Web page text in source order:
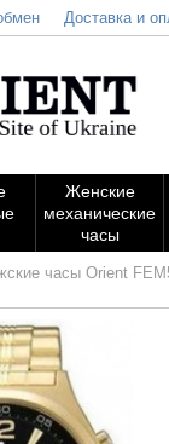
Доставка и
Женские
механические
часы
часы Orient